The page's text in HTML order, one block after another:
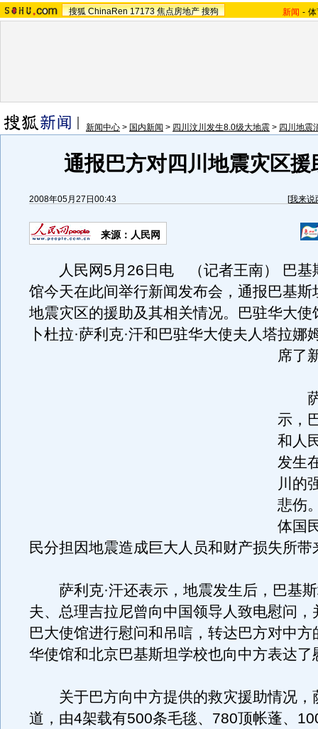
搜狐 ChinaRen 17173 焦点房地产 搜狗 新闻 -
新闻中心 > 国内新闻 > 四川汶川发生8.0级大地震 > 四川地震
通报巴方对四川地震灾区援
2008年05月27日00:43 [我来说
来源：人民网
人民网5月26日电 （记者王南） 巴基
馆今天在此间举行新闻发布会，通报巴基斯
地震灾区的援助及其相关情况。巴驻华大使
卜杜拉·萨利克·汗和巴驻华大使夫人塔拉娜
席了
萨
示，
和人
发生
川的
悲伤
体国
民分担因地震造成巨大人员和财产损失所带
萨利克·汗还表示，地震发生后，巴基斯
夫、总理吉拉尼曾向中国领导人致电慰问，
巴大使馆进行慰问和吊唁，转达巴方对中方
华使馆和北京巴基斯坦学校也向中方表达了
关于巴方向中方提供的救灾援助情况，
道，由4架载有500条毛毯、780顶帐蓬、